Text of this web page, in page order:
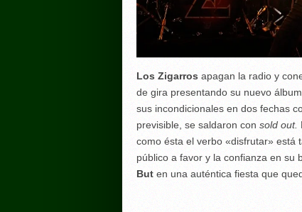
Los Zigarrosapagan la radio y
de gira presentando su nuevo
sus incondicionales en dos fechas
previsible, se saldaron con sold out.
como ésta el verbo «disfrutar» está
público a favor y la confianza en su
Buten una auténtica fiesta que